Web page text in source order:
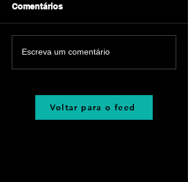
Comentários
Escreva um comentário
Voltar para o feed